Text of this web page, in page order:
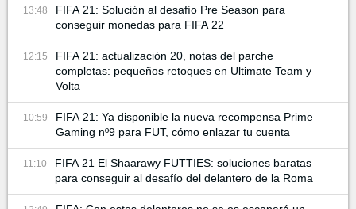
13:48
FIFA 21: Solución al desafío Pre Season para
conseguir monedas para FIFA 22
12:15
FIFA 21: actualización 20, notas del parche
completas: pequeños retoques en Ultimate Team y
Volta
10:59
FIFA 21: Ya disponible la nueva recompensa Prime
Gaming nº9 para FUT, cómo enlazar tu cuenta
11:10
FIFA 21 El Shaarawy FUTTIES: soluciones baratas
para conseguir al desafío del delantero de la Roma